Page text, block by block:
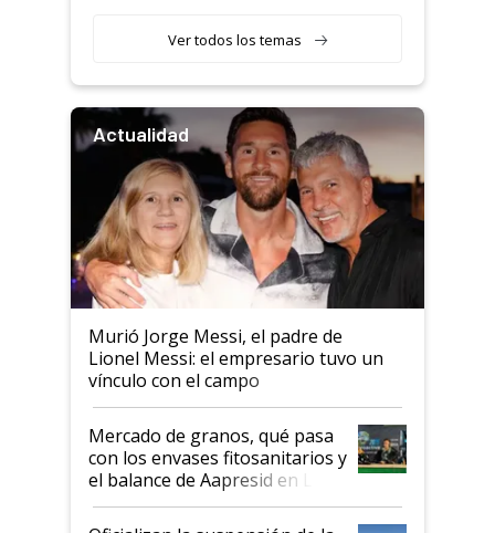
Ver todos los temas
Actualidad
Murió Jorge Messi, el padre de
Lionel Messi: el empresario tuvo un
vínculo con el campo
Mercado de granos, qué pasa
con los envases fitosanitarios y
el balance de Aapresid en La
Posta